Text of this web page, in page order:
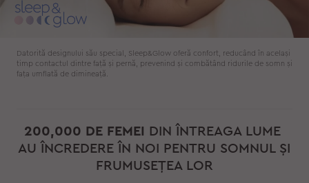
Datorită designului său special, Sleep&Glow oferă confort, reducând în același
timp contactul dintre față și pernă, prevenind și combătând ridurile de somn și
fața umflată de dimineață.
200,000 DE FEMEI
DIN ÎNTREAGA LUME
AU ÎNCREDERE ÎN NOI PENTRU SOMNUL ȘI
FRUMUSEȚEA LOR